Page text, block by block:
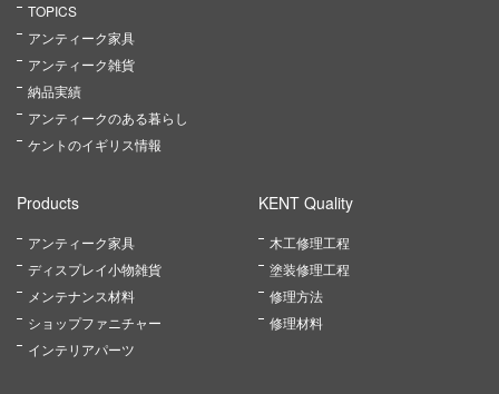
TOPICS
アンティーク家具
アンティーク雑貨
納品実績
アンティークのある暮らし
ケントのイギリス情報
Products
アンティーク家具
ディスプレイ小物雑貨
メンテナンス材料
ショップファニチャー
インテリアパーツ
KENT Quality
木工修理工程
塗装修理工程
修理方法
修理材料